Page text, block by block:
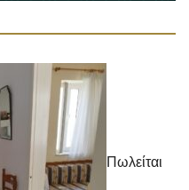
Πωλείται